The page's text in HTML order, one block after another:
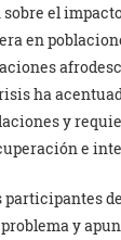
el
en
ha
y
e
participantes
y